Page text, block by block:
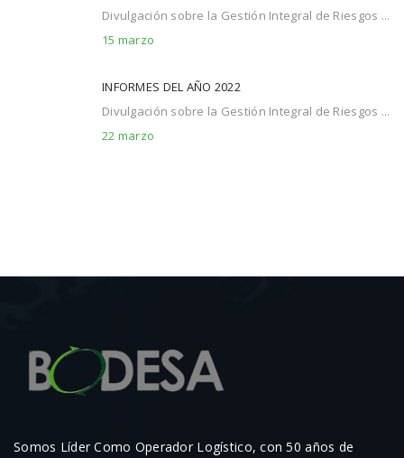
Divulgación sobre la Gestión Integral de Riesgos ...
15 marzo
INFORMES DEL AÑO 2022
Divulgación sobre la Gestión Integral de Riesgos ...
22 marzo
Somos Líder Como Operador Logístico, con 50 años de